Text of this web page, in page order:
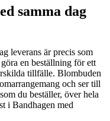
samma dag
leverans är precis som
en beställning för ett
Blombuden
och ser till
du beställer, över hela
i Bandhagen med